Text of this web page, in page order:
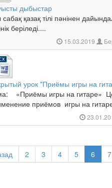
дыбыстар
сабақ қазақ тілі пәнінен
беріледі....
15.03.2019
урок "Приёмы игры на
«Приёмы игры на гитаре»
приёмов игры на
2 3 4 5 6 7